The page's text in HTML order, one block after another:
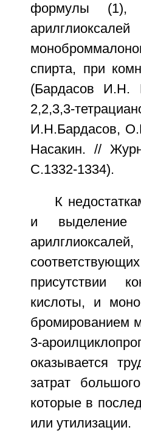
формулы (1),
спирта, при
(Бардасов И.Н.
2,2,3,3-
И.Н.Бардасов,
Насакин. //
С.1332-1334).
К
и выделение
присутствии
кислоты, и
бромированием
3-
оказывается
затрат
которые в
или утилизации.